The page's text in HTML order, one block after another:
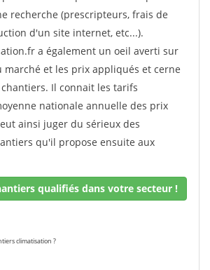
recherche (prescripteurs, frais de
d'un site internet, etc...).
a également un oeil averti sur
marché et les prix appliqués et cerne
Il connait les tarifs
nationale annuelle des prix
ainsi juger du sérieux des
qu'il propose ensuite aux
qualifiés dans votre secteur !
climatisation ?